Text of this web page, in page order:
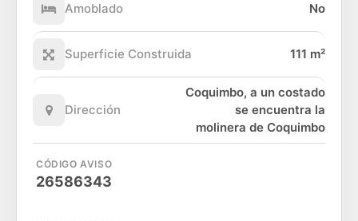
Amoblado No
Superficie Construida 111 m²
Dirección
Coquimbo, a un costado
se encuentra la
molinera de Coquimbo
CÓDIGO AVISO
26586343